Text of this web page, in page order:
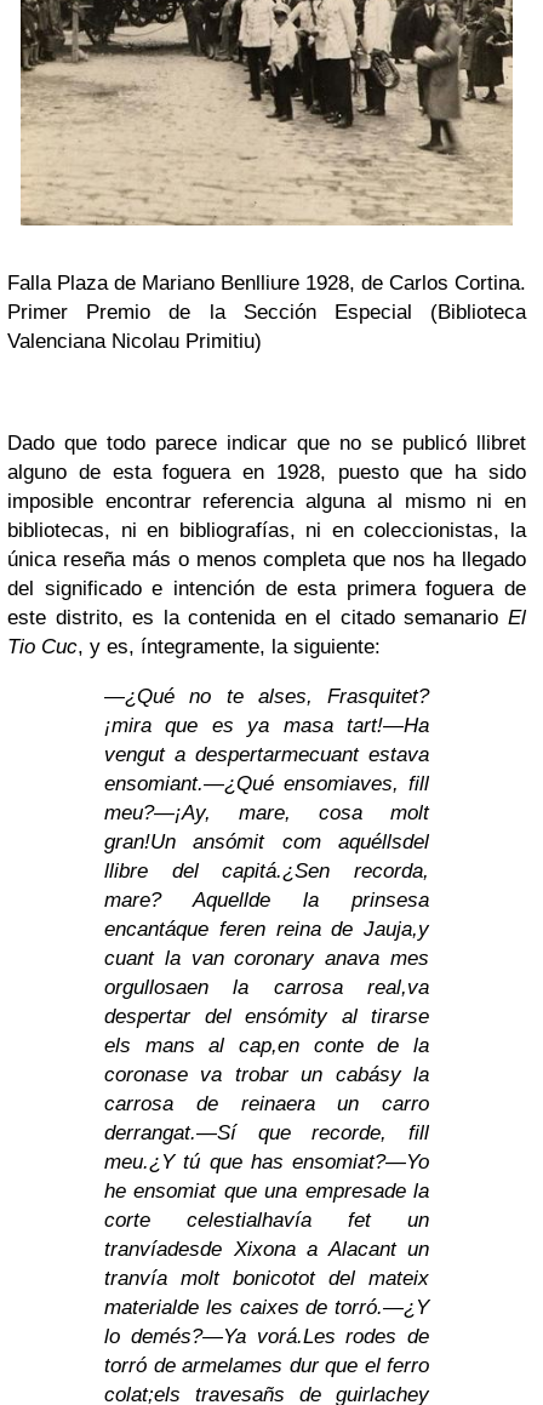
Falla Plaza de Mariano Benlliure 1928, de Carlos Cortina.
Primer Premio de la Sección Especial (Biblioteca
Valenciana Nicolau Primitiu)
Dado que todo parece indicar que no se publicó llibret
alguno de esta foguera en 1928, puesto que ha sido
imposible encontrar referencia alguna al mismo ni en
bibliotecas, ni en bibliografías, ni en coleccionistas, la
única reseña más o menos completa que nos ha llegado
del significado e intención de esta primera foguera de
este distrito, es la contenida en el citado semanario El
Tio Cuc, y es, íntegramente, la siguiente:
—¿Qué no te alses, Frasquitet?
¡mira que es ya masa tart!—Ha
vengut a despertarmecuant estava
ensomiant.—¿Qué ensomiaves, fill
meu?—¡Ay, mare, cosa molt
gran!Un ansómit com aquéllsdel
llibre del capitá.¿Sen recorda,
mare? Aquellde la prinsesa
encantáque feren reina de Jauja,y
cuant la van coronary anava mes
orgullosaen la carrosa real,va
despertar del ensómity al tirarse
els mans al cap,en conte de la
coronase va trobar un cabásy la
carrosa de reinaera un carro
derrangat.—Sí que recorde, fill
meu.¿Y tú que has ensomiat?—Yo
he ensomiat que una empresade la
corte celestialhavía fet un
tranvíadesde Xixona a Alacantun
tranvía molt bonicotot del mateix
materialde les caixes de torró.—¿Y
lo demés?—Ya vorá.Les rodes de
torró de armelames dur que el ferro
colat;els travesañs de guirlachey